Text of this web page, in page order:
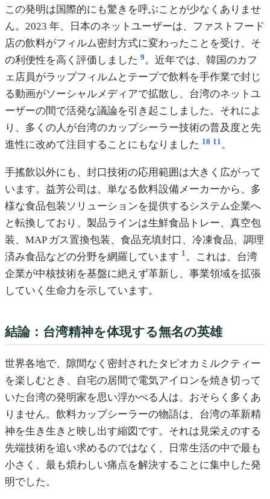
この発明は国際的にも驚きを呼ぶことが少なくありませ
ん。2023 年、日本のネットユーザーは、ファストフード
店の飲料がフィルム密封方式に変わったことを受け、そ
の利便性を高く評価しました 9。近年では、韓国のカフ
ェ店員がラップフィルムとテープで飲料を手作業で封じ
る動画がソーシャルメディアで拡散し、台湾のネットユ
ーザーの間で活発な議論を引き起こしました。それによ
り、多くの人が台湾のカップシーラー技術の普及度と先
進性に改めて注目することにもなりました 10 11 。
手搖飲以外にも、封口技術の応用範囲は大きく広がって
います。益芳公司は、単なる飲料設備メーカーから、多
様な食品包装ソリューションを提供するシステム企業へ
と転換しており、製品ラインは生鮮食品トレー、真空包
装、MAP ガス置換包装、食品充填封口、冷凍食品、調理
済み食品などの分野を網羅しています 1。これは、台湾
企業が中核技術を基盤に絶えず革新し、事業領域を拡張
していく生命力を示しています。
結論：台湾精神を体現する無名の英雄
世界各地で、隙間なく密封されたタピオカミルクティー
を楽しむとき、自宅の居間で電気アイロンを焼き切って
いた台湾の発明家を思い浮かべる人は、おそらく多くあ
りません。飲料カップシーラーの物語は、台湾の革新精
神を生き生きと映し出す縮図です。それは見栄えのする
先端技術を追い求めるのではなく、日常生活の中で最も
小さく、最も煩わしい痛点を解決することに集中した発
明でした。